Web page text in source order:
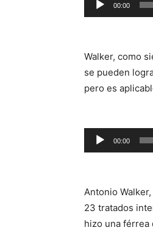
Reproductor
00:00
Walker, como
se pueden
pero es
Reproductor
de
00:00
Antonio
23 tratados
hizo una férrea